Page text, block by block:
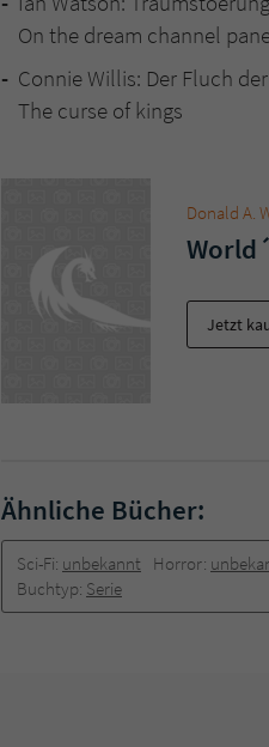
On the dream channel
Connie Willis: Der Fluch
The curse of kings
Donald A.
Jetzt
Ähnliche Bücher:
Sci-Fi: unbekannt Horror:
Buchtyp: Serie